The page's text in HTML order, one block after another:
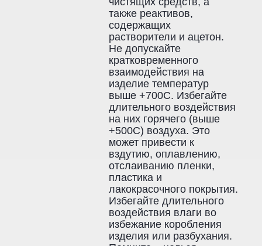
также реактивов,
содержащих
растворители и ацетон.
Не допускайте
кратковременного
взаимодействия на
изделие температур
выше +700С. Избегайте
длительного воздействия
на них горячего (выше
+500С) воздуха. Это
может привести к
вздутию, оплавлению,
отслаиванию пленки,
пластика и
лакокрасочного покрытия.
Избегайте длительного
воздействия влаги во
избежание коробления
изделия или разбухания.